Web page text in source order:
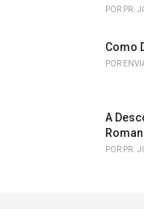
POR PR.
Como
POR
A
POR PR.